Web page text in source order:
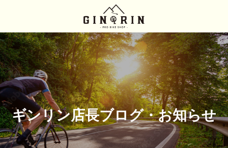
ン
ツ
へ
ス
キ
ッ
プ
ー
シ
ョ
ン
に
移
動
ギンリン店長ブログ・お知らせ